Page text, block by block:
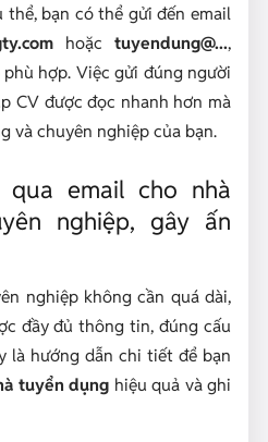
bạn có thể gửi đến email
hoặctuyendung@...,
hợp. Việc gửi đúng người
CV được đọc nhanh hơn mà
và chuyên nghiệp của bạn.
email cho nhà
nghiệp, gây ấn
nghiệp không cần quá dài,
đầy đủ thông tin, đúng cấu
là hướng dẫn chi tiết để bạn
tuyển dụng hiệu quả và ghi